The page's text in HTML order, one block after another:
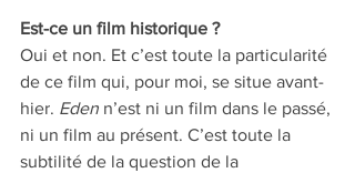
Est-ce un film historique ?
Oui et non. Et c’est toute la particularité
de ce film qui, pour moi, se situe avant-
hier. Eden n’est ni un film dans le passé,
ni un film au présent. C’est toute la
subtilité de la question de la